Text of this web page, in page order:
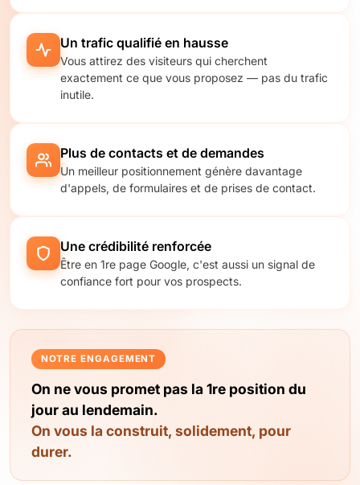
Un trafic qualifié en hausse
Vous attirez des visiteurs qui cherchent
exactement ce que vous proposez — pas du trafic
inutile.
Plus de contacts et de demandes
Un meilleur positionnement génère davantage
d'appels, de formulaires et de prises de contact.
Une crédibilité renforcée
Être en 1re page Google, c'est aussi un signal de
confiance fort pour vos prospects.
NOTRE ENGAGEMENT
On ne vous promet pas la 1re position du
jour au lendemain.
On vous la construit, solidement, pour
durer.